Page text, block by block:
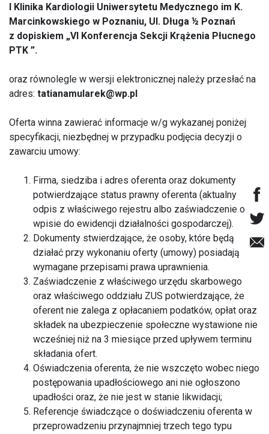
I Klinika Kardiologii Uniwersytetu Medycznego im K.
Marcinkowskiego w Poznaniu, Ul. Długa ½ Poznań
z dopiskiem „VI Konferencja Sekcji Krążenia Płucnego
PTK ”.
oraz równolegle w wersji elektronicznej należy przesłać na
adres: tatianamularek@wp.pl
Oferta winna zawierać informacje w/g wykazanej poniżej
specyfikacji, niezbędnej w przypadku podjęcia decyzji o
zawarciu umowy:
Firma, siedziba i adres oferenta oraz dokumenty
potwierdzające status prawny oferenta (aktualny
odpis z właściwego rejestru albo zaświadczenie o
wpisie do ewidencji działalności gospodarczej).
Dokumenty stwierdzające, że osoby, które będą
działać przy wykonaniu oferty (umowy) posiadają
wymagane przepisami prawa uprawnienia.
Zaświadczenie z właściwego urzędu skarbowego
oraz właściwego oddziału ZUS potwierdzające, że
oferent nie zalega z opłacaniem podatków, opłat oraz
składek na ubezpieczenie społeczne wystawione nie
wcześniej niż na 3 miesiące przed upływem terminu
składania ofert.
Oświadczenia oferenta, że nie wszczęto wobec niego
postępowania upadłościowego ani nie ogłoszono
upadłości oraz, że nie jest w stanie likwidacji;
Referencje świadczące o doświadczeniu oferenta w
przeprowadzeniu przynajmniej trzech tego typu